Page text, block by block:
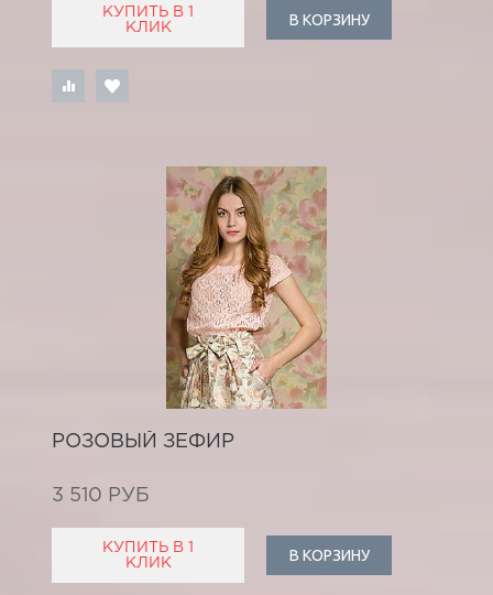
КУПИТЬ В 1
КЛИК
В КОРЗИНУ
РОЗОВЫЙ ЗЕФИР
3 510 РУБ
КУПИТЬ В 1
КЛИК
В КОРЗИНУ